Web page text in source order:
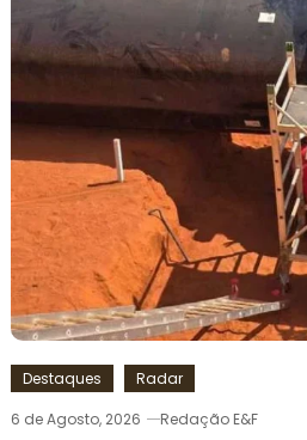
Destaques
Radar
6 de Agosto, 2026
Redação E&F